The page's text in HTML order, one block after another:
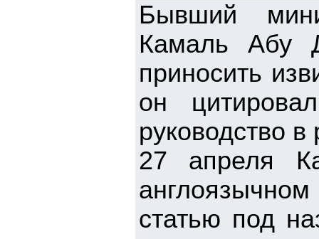
Бывший
Камаль Абу
приносить
он
руководство
27 апреля
статью под